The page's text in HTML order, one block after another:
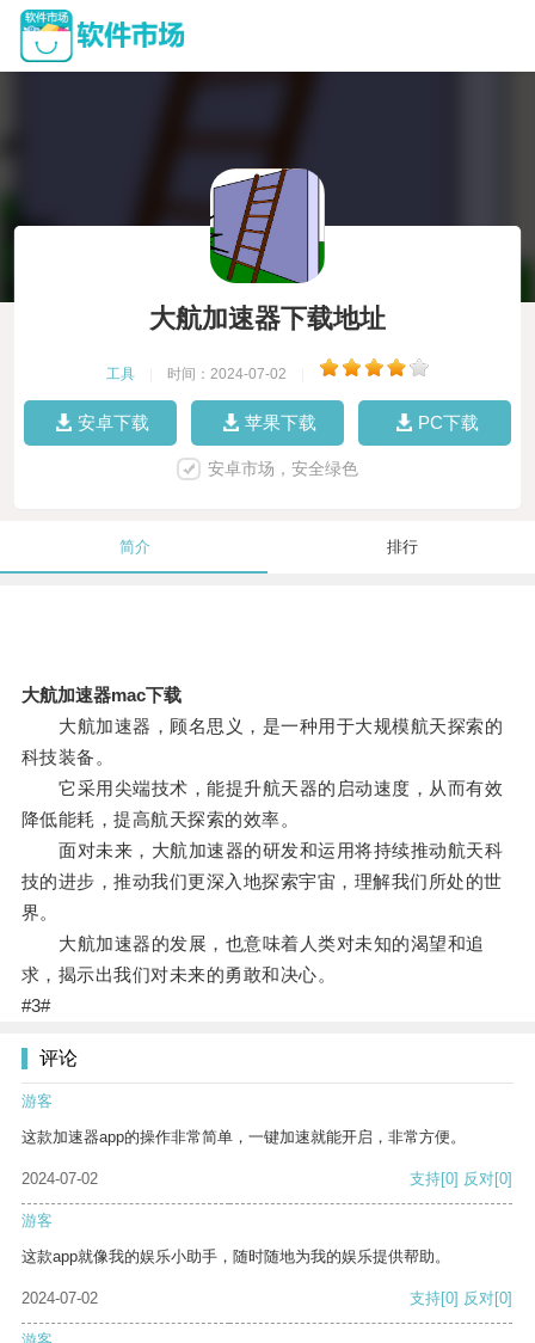
大航加速器下载地址
工具 时间：2024-07-02
安卓下载 苹果下载 PC下载
安卓市场，安全绿色
简介 排行
大航加速器mac下载
大航加速器，顾名思义，是一种用于大规模航天探索的
科技装备。
它采用尖端技术，能提升航天器的启动速度，从而有效
降低能耗，提高航天探索的效率。
面对未来，大航加速器的研发和运用将持续推动航天科
技的进步，推动我们更深入地探索宇宙，理解我们所处的世
界。
大航加速器的发展，也意味着人类对未知的渴望和追
求，揭示出我们对未来的勇敢和决心。
#3#
评论
游客
这款加速器app的操作非常简单，一键加速就能开启，非常方便。
2024-07-02 支持[0] 反对[0]
游客
这款app就像我的娱乐小助手，随时随地为我的娱乐提供帮助。
2024-07-02 支持[0] 反对[0]